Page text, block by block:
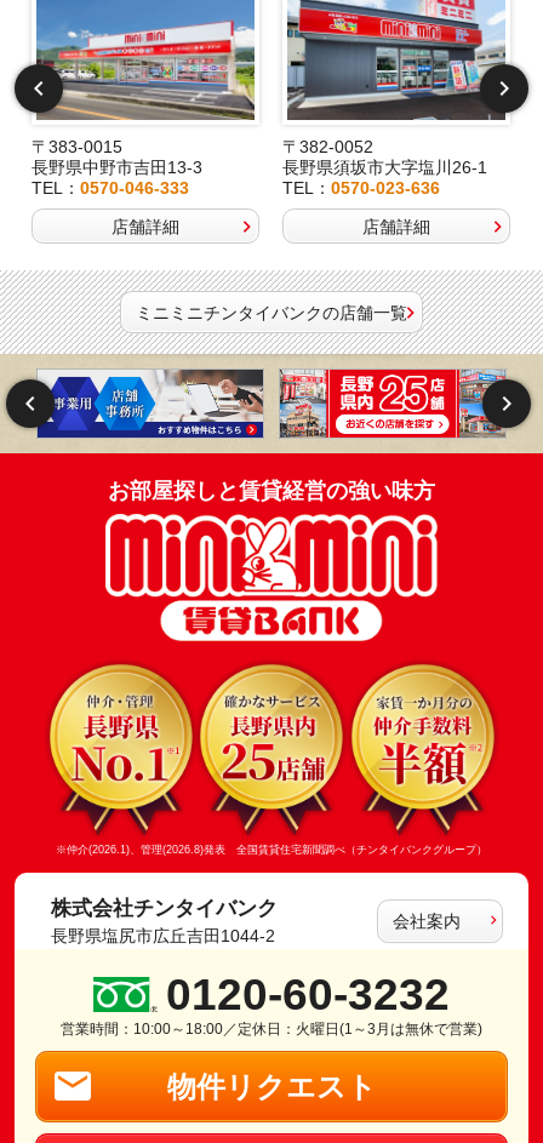
〒383-0015
長野県中野市吉田13-3
TEL： 0570-046-333
店舗詳細
〒382-0052
長野県須坂市大字塩川26-1
TEL：0570-023-636
店舗詳細
ミニミニチンタイバンクの店舗一覧
お部屋探しと賃貸経営の強い味方
※仲介(2026.1)、管理(2026.8)発表 全国賃貸住宅新聞調べ（チンタイバンクグループ）
株式会社チンタイバンク
長野県塩尻市広丘吉田1044-2
会社案内
0120-60-3232
営業時間：10:00～18:00／定休日：火曜日(1～3月は無休で営業)
物件リクエスト